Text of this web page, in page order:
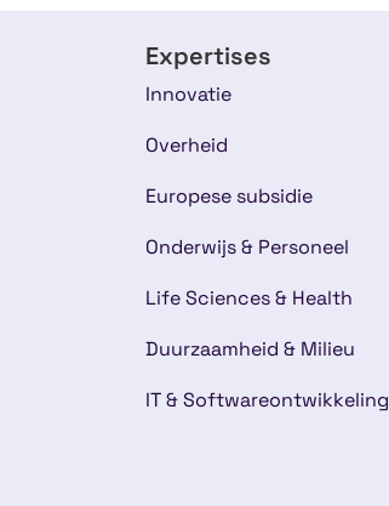
Expertises
Innovatie
Overheid
Europese subsidie
Onderwijs & Personeel
Life Sciences & Health
Duurzaamheid & Milieu
IT & Softwareontwikkeling